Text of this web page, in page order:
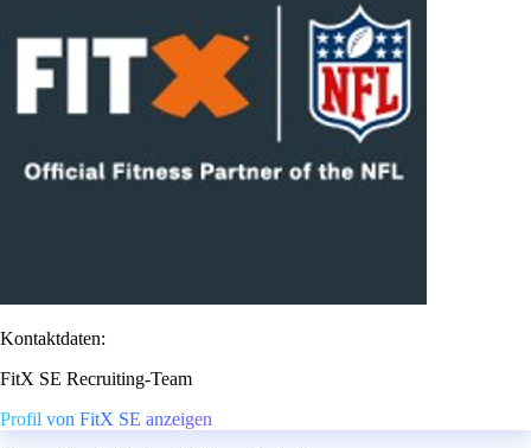
Kontaktdaten:
FitX SE Recruiting-Team
Profil von FitX SE anzeigen